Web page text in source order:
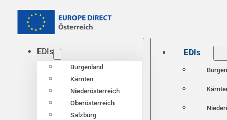
EDIs
Burgenland
Kärnten
Niederösterreich
Oberösterreich
Salzburg
EDIs